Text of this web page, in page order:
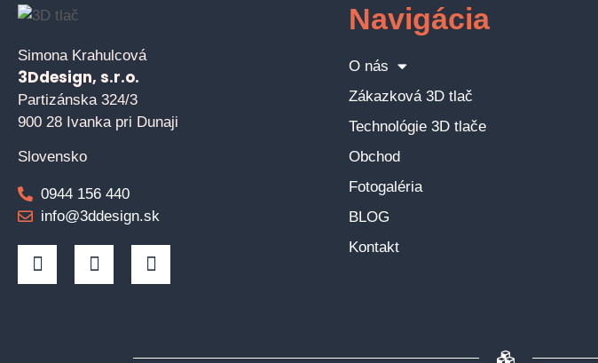
Simona Krahulcová
3Ddesign, s.r.o.
Partizánska 324/3
900 28 Ivanka pri Dunaji
Slovensko
0944 156 440
info@3ddesign.sk
Navigácia
O nás
Zákazková 3D tlač
Technológie 3D tlače
Obchod
Fotogaléria
BLOG
Kontakt